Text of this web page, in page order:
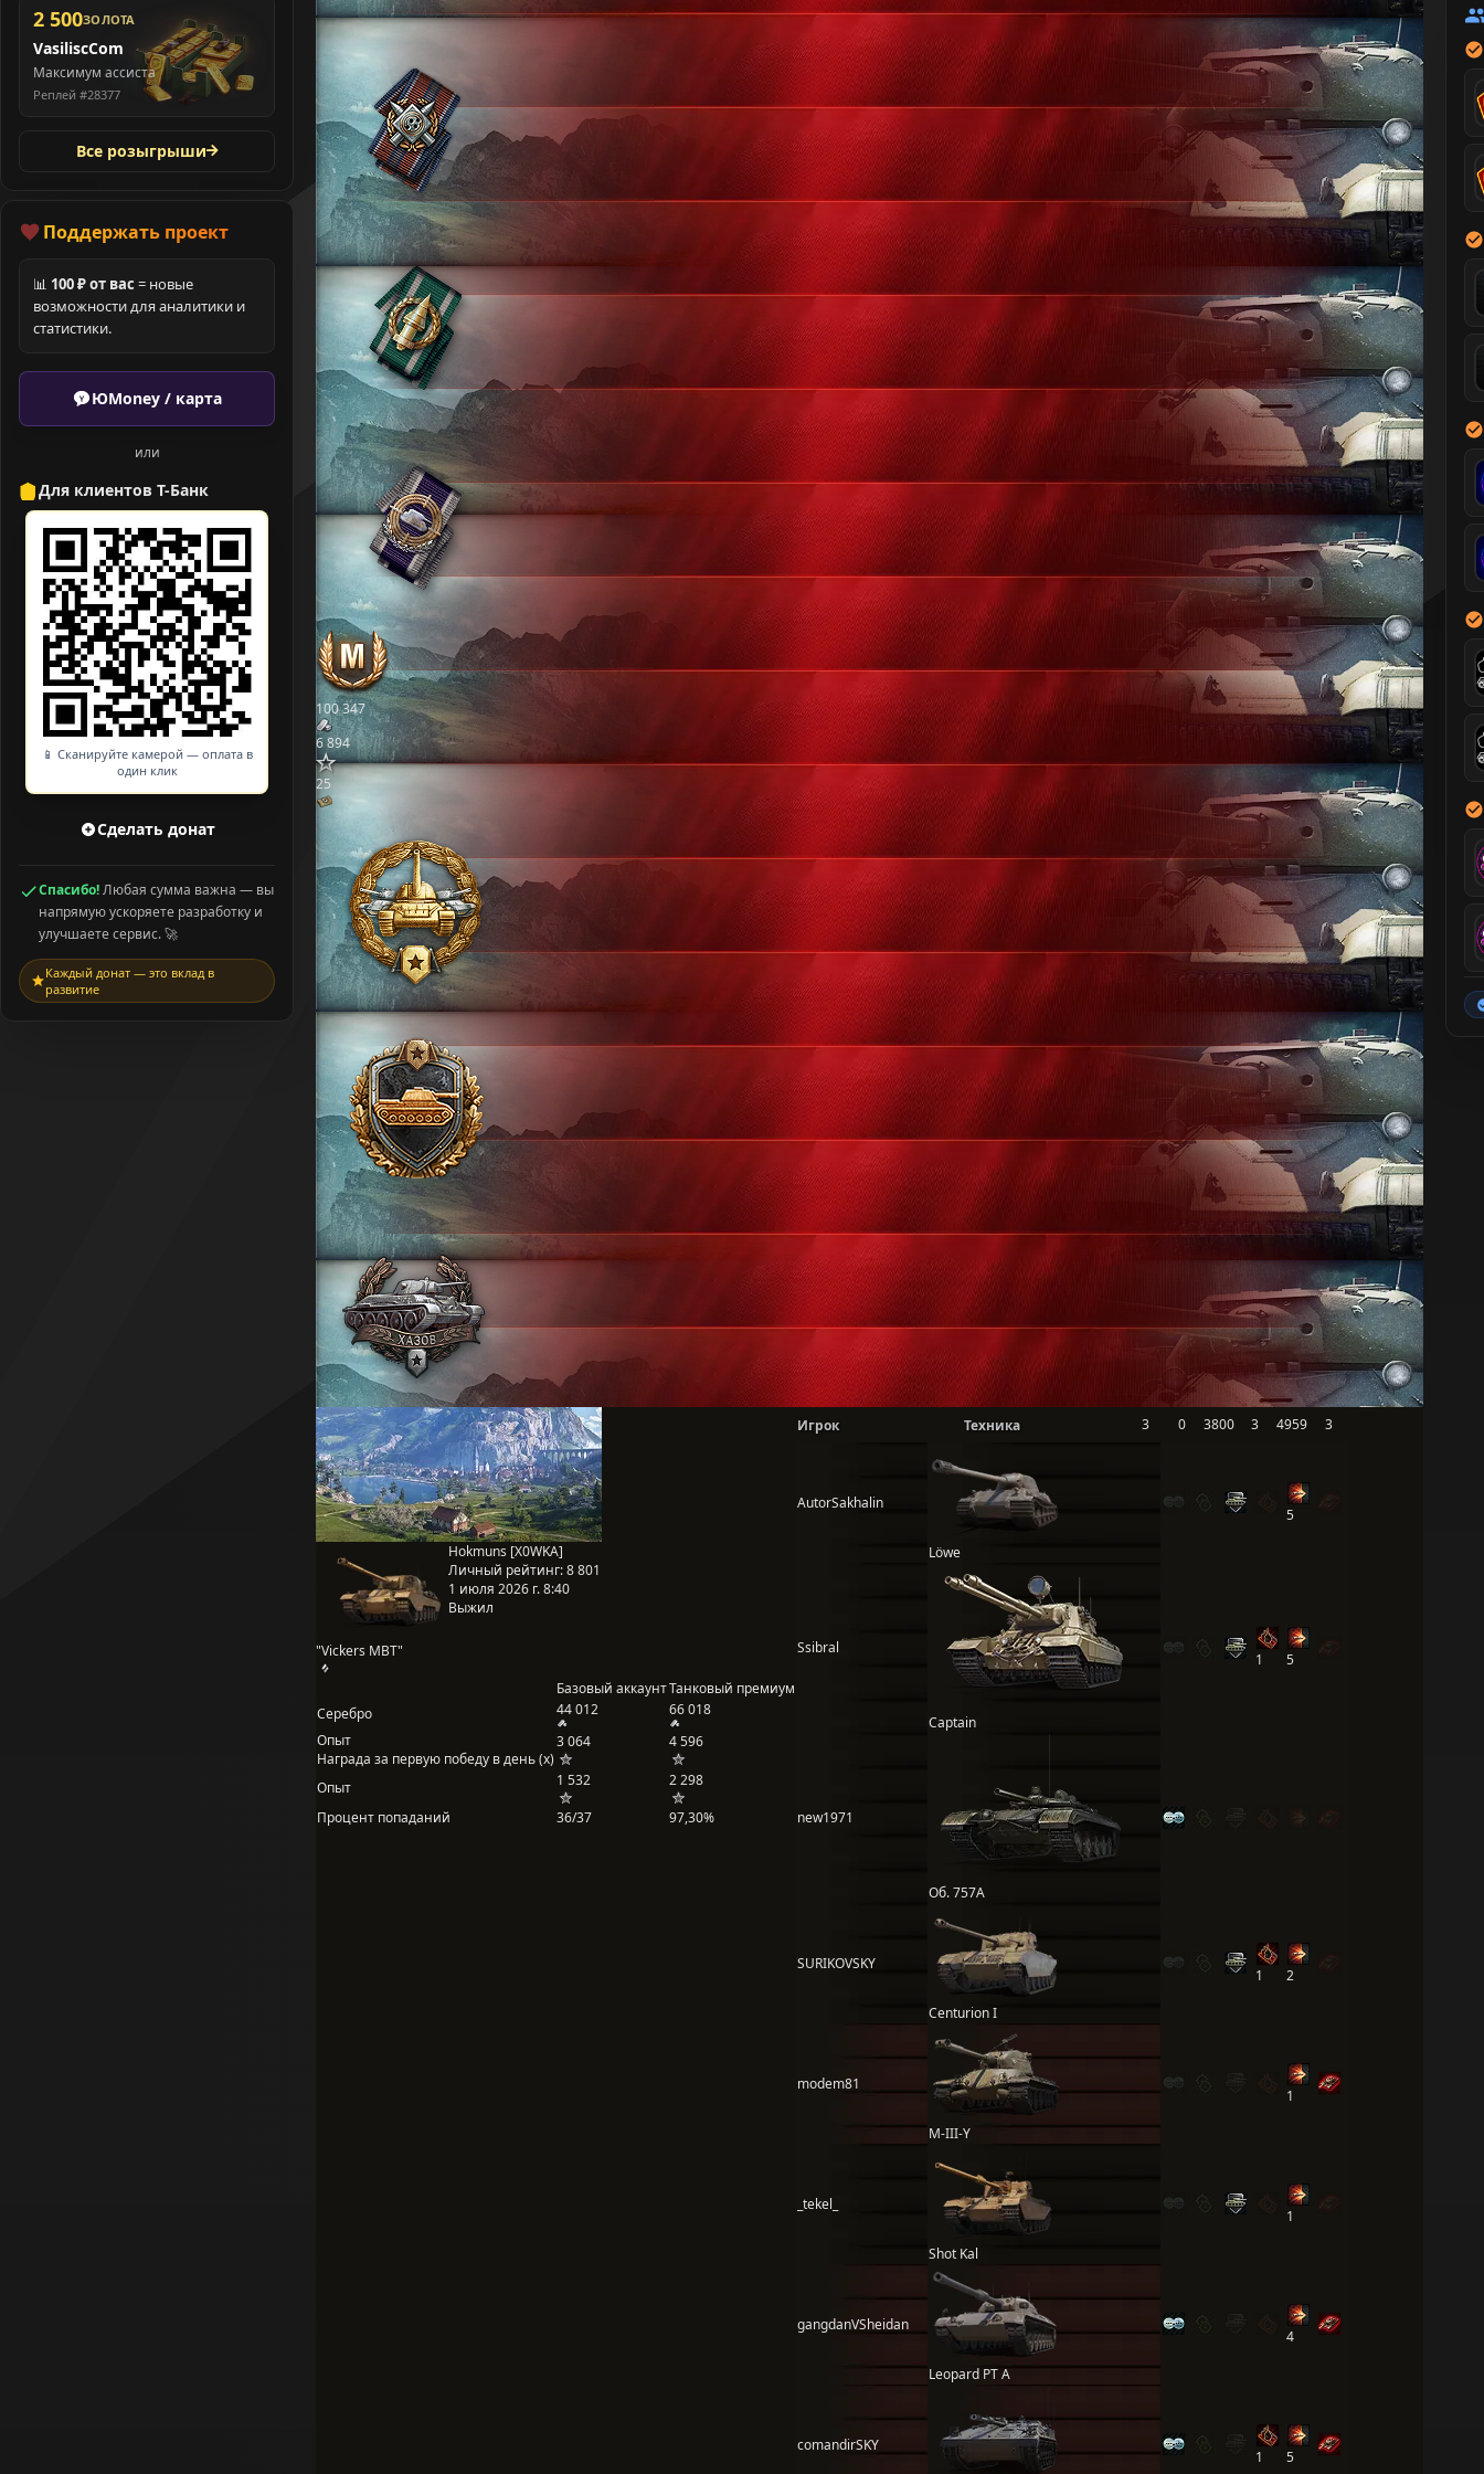
2 500ЗОЛОТА
VasiliscCom
Максимум ассиста
Реплей #28377
Все розыгрыши
Поддержать проект
📊 100 ₽ от вас = новые
возможности для аналитики и
статистики.
ЮMoney / карта
или
Для клиентов Т-Банк
📱 Сканируйте камерой — оплата в
один клик
Сделать донат
Спасибо!Любая сумма важна — вы
напрямую ускоряете разработку и
улучшаете сервис. 🚀
Каждый донат — это вклад в
развитие
100 347
6 894
25
"Vickers MBT"
Hokmuns [X0WKA]
Личный рейтинг:8 801
1 июля 2026 г. 8:40
Выжил
Базовый аккаунтТанковый премиум
Серебро
44 012
66 018
Опыт
Награда за первую победу в день (x)
3 064 4 596
Опыт 1 532
2 298
Процент попаданий
36/37 97,30%
Игрок Техника 3 0 3800 3 4959 3
AutorSakhalin
Löwe
5
Ssibral
Captain
1 5
new1971
Об. 757А
SURIKOVSKY
Centurion I
1 2
modem81
M-III-Y
1
_tekel_
Shot Kal
1
gangdanVSheidan
Leopard PT A
4
comandirSKY
1 5